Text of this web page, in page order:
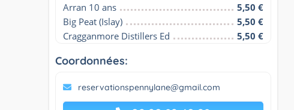
Arran 10 ans
5,50 €
Big Peat (Islay)
5,50 €
Cragganmore Distillers Ed
5,50 €
Coordonnées:
reservationspennylane@gmail.com